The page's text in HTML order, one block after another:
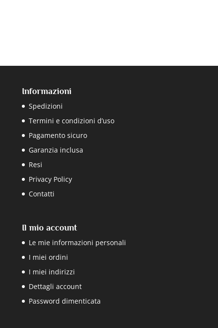
Informazioni
Spedizioni
Termini e condizioni d’uso
Pagamento sicuro
Garanzia inclusa
Resi
Privacy Policy
Contatti
Il mio account
Le mie informazioni personali
I miei ordini
I miei indirizzi
Dettagli account
Password dimenticata